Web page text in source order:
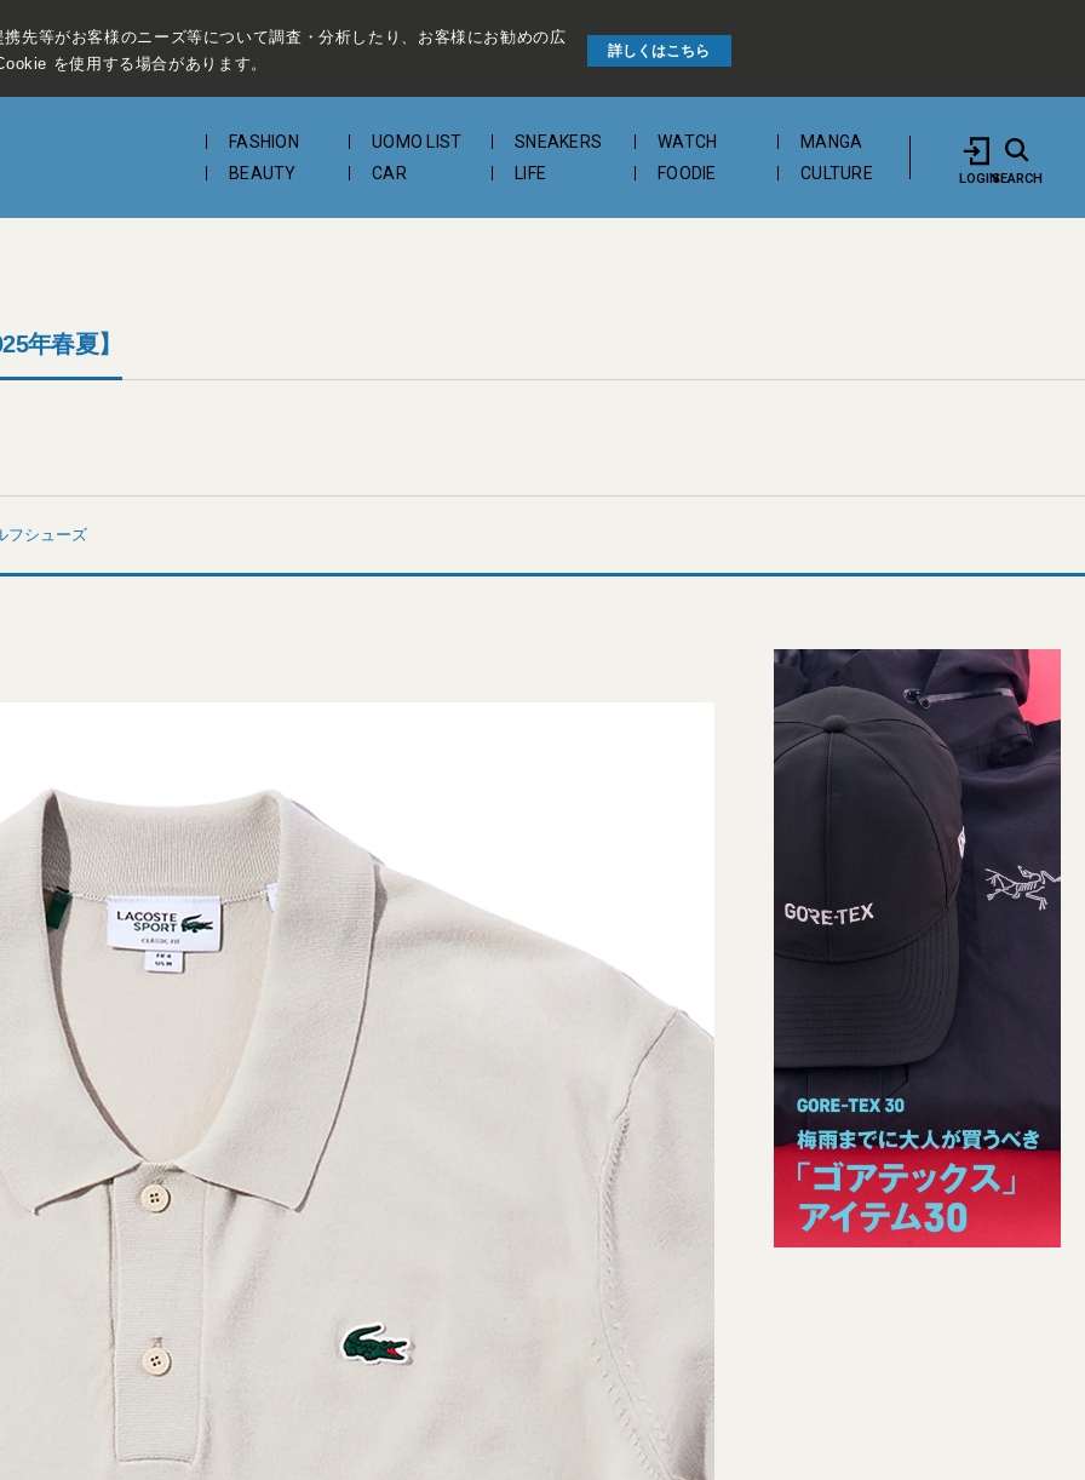
先等がお客様のニーズ等について調査・分析したり、お客様にお勧めの広
を使用する場合があります。
詳しくはこちら
FASHION UOMO LIST SNEAKERS WATCH
MANGA
BEAUTY
CAR LIFE FOODIE CULTURE LOGINSEARCH
年春夏】
フシューズ